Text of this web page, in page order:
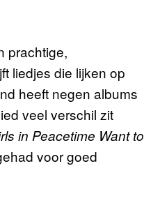
prachtige,
liedjes die lijken op
heeft negen albums
veel verschil zit
in Peacetime Want to
voor goed